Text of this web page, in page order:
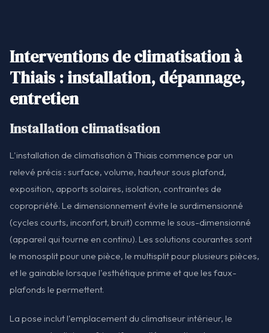
Interventions de climatisation à
Thiais : installation, dépannage,
entretien
Installation climatisation
L'installation de climatisation à Thiais commence par un
relevé précis : surface, volume, hauteur sous plafond,
exposition, apports solaires, isolation, contraintes de
copropriété. Le dimensionnement évite le surdimensionné
(cycles courts, inconfort, bruit) comme le sous-dimensionné
(appareil qui tourne en continu). Les solutions courantes sont
le monosplit pour une pièce, le multisplit pour plusieurs pièces,
et le gainable lorsque l'esthétique prime et que les faux-
plafonds le permettent.
La pose inclut l'emplacement du climatiseur intérieur, le